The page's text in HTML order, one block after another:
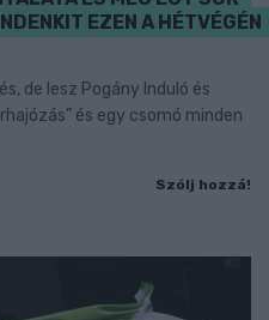
EZEN A HÉTVÉGÉN
de lesz Pogány Induló és
és egy csomó minden
Szólj hozzá!